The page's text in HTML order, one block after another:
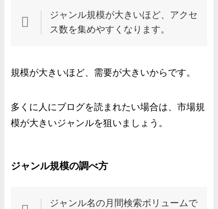
ジャンル規模が大きいほど、アクセ
ス数を集めやすくなります。
規模が大きいほど、需要が大きいからです。
多くに人にブログを読まれたい場合は、市場規
模が大きいジャンルを狙いましょう。
ジャンル規模の調べ方
ジャンル名の月間検索ボリュームで